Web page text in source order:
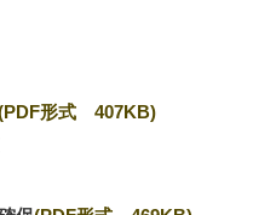
形式 407KB)